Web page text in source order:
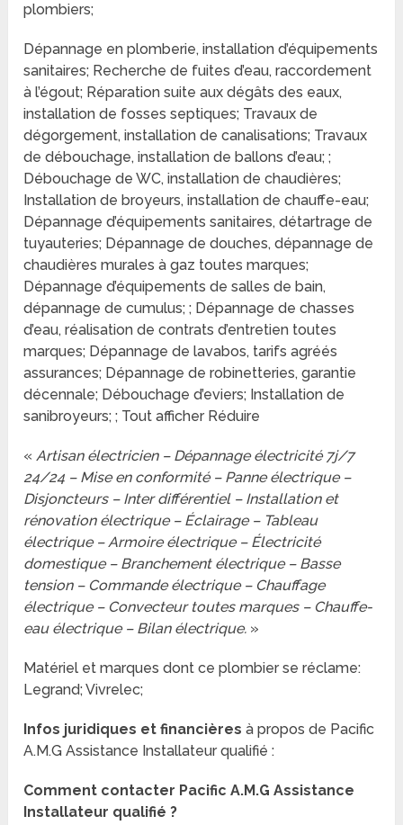
plombiers;
Dépannage en plomberie, installation d’équipements
sanitaires; Recherche de fuites d’eau, raccordement
à l’égout; Réparation suite aux dégâts des eaux,
installation de fosses septiques; Travaux de
dégorgement, installation de canalisations; Travaux
de débouchage, installation de ballons d’eau; ;
Débouchage de WC, installation de chaudières;
Installation de broyeurs, installation de chauffe-eau;
Dépannage d’équipements sanitaires, détartrage de
tuyauteries; Dépannage de douches, dépannage de
chaudières murales à gaz toutes marques;
Dépannage d’équipements de salles de bain,
dépannage de cumulus; ; Dépannage de chasses
d’eau, réalisation de contrats d’entretien toutes
marques; Dépannage de lavabos, tarifs agréés
assurances; Dépannage de robinetteries, garantie
décennale; Débouchage d’eviers; Installation de
sanibroyeurs; ; Tout afficher Réduire
«Artisan électricien – Dépannage électricité 7j/7
24/24 – Mise en conformité – Panne électrique –
Disjoncteurs – Inter différentiel – Installation et
rénovation électrique – Éclairage – Tableau
électrique – Armoire électrique – Électricité
domestique – Branchement électrique – Basse
tension – Commande électrique – Chauffage
électrique – Convecteur toutes marques – Chauffe-
eau électrique – Bilan électrique. »
Matériel et marques dont ce plombier se réclame:
Legrand; Vivrelec;
Infos juridiques et financières à propos de Pacific
A.M.G Assistance Installateur qualifié :
Comment contacter Pacific A.M.G Assistance
Installateur qualifié ?